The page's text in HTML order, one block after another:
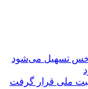
تسهیل می‌شود